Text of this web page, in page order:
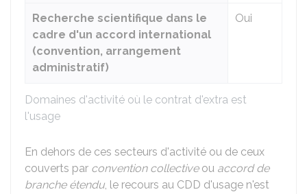
Domaines d'activité où le contrat d'extra est
l'usage
Recherche scientifique dans le
cadre d'un accord international
(convention, arrangement
administratif)
Oui
En dehors de ces secteurs d'activité ou de ceux
couverts par convention collectiveou accord de
branche étendu, le recours au CDD d'usage n'est